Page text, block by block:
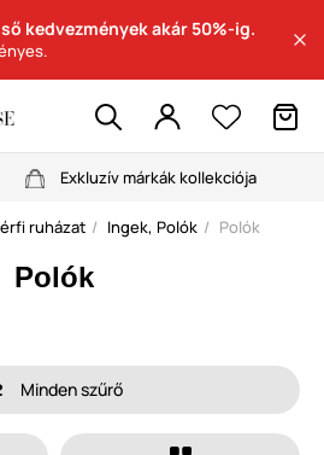
kedvezmények akár 50%-ig.
Exkluzív márkák kollekciója
ruházat Ingek, Polók Polók
Polók
Minden szűrő